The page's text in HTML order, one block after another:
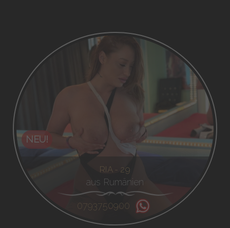
NEU!
RIA - 29
aus Rumänien
0793750900